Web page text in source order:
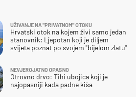
UŽIVANJE NA "PRIVATNOM" OTOKU
Hrvatski otok na kojem živi samo jedan
stanovnik: Ljepotan koji je diljem
svijeta poznat po svojem "bijelom zlatu"
NEVJEROJATNO OPASNO
Otrovno drvo: Tihi ubojica koji je
najopasniji kada padne kiša